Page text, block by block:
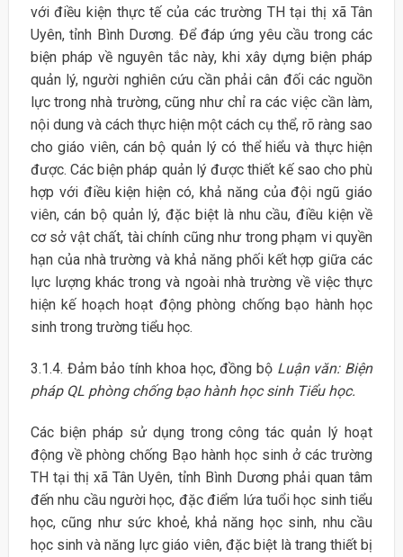
với điều kiện thực tế của các trường TH tại thị xã Tân
Uyên, tỉnh Bình Dương. Để đáp ứng yêu cầu trong các
biện pháp về nguyên tắc này, khi xây dựng biện pháp
quản lý, người nghiên cứu cần phải cân đối các nguồn
lực trong nhà trường, cũng như chỉ ra các việc cần làm,
nội dung và cách thực hiện một cách cụ thể, rõ ràng sao
cho giáo viên, cán bộ quản lý có thể hiểu và thực hiện
được. Các biện pháp quản lý được thiết kế sao cho phù
hợp với điều kiện hiện có, khả năng của đội ngũ giáo
viên, cán bộ quản lý, đặc biệt là nhu cầu, điều kiện về
cơ sở vật chất, tài chính cũng như trong phạm vi quyền
hạn của nhà trường và khả năng phối kết hợp giữa các
lực lượng khác trong và ngoài nhà trường về việc thực
hiện kế hoạch hoạt động phòng chống bạo hành học
sinh trong trường tiểu học.
3.1.4. Đảm bảo tính khoa học, đồng bộ Luận văn: Biện
pháp QL phòng chống bạo hành học sinh Tiểu học.
Các biện pháp sử dụng trong công tác quản lý hoạt
động về phòng chống Bạo hành học sinh ở các trường
TH tại thị xã Tân Uyên, tỉnh Bình Dương phải quan tâm
đến nhu cầu người học, đặc điểm lứa tuổi học sinh tiểu
học, cũng như sức khoẻ, khả năng học sinh, nhu cầu
học sinh và năng lực giáo viên, đặc biệt là trang thiết bị